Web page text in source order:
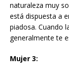
naturaleza muy
está dispuesta a
piadosa. Cuando
generalmente te
Mujer 3: